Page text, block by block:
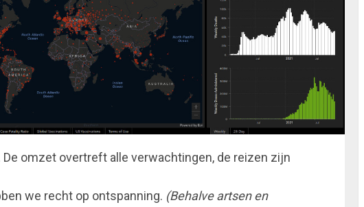
omzet overtreft alle verwachtingen, de reizen zijn
we recht op ontspanning. (Behalve artsen en